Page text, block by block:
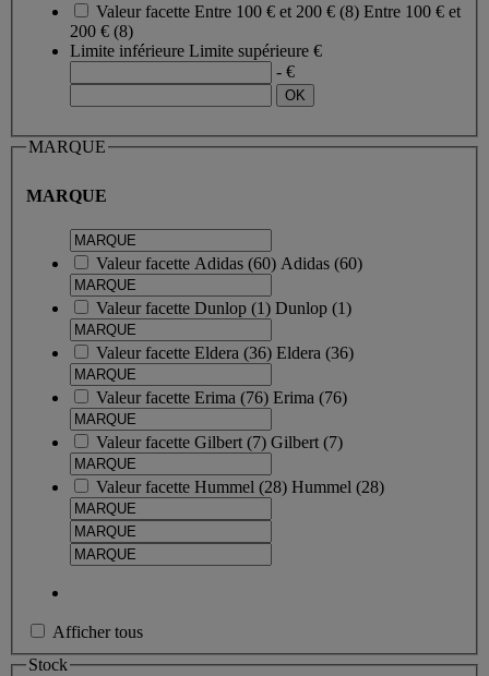
Valeur facette Entre 100 € et 200 € (8) Entre 100 € et
200 € (8)
Limite inférieure Limite supérieure €
- €
MARQUE
MARQUE
Valeur facette Adidas (60) Adidas (60)
Valeur facette Dunlop (1) Dunlop (1)
Valeur facette Eldera (36) Eldera (36)
Valeur facette Erima (76) Erima (76)
Valeur facette Gilbert (7) Gilbert (7)
Valeur facette Hummel (28) Hummel (28)
Afficher tous
Stock